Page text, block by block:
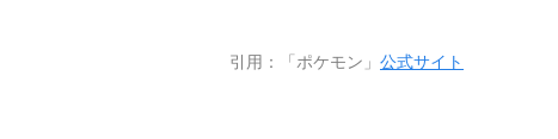
引用：「ポケモン」 公式サイト